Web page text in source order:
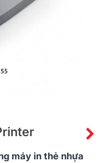
máy in thẻ nhựa